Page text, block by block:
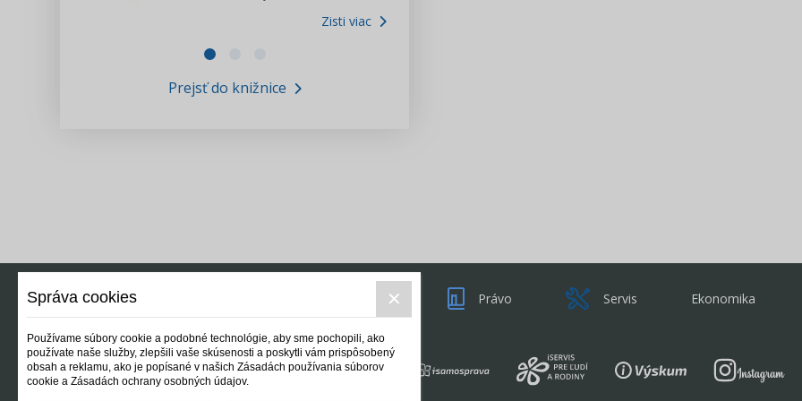
Informácie COVID19
Zisti viac
Prejsť do knižnice
Právo Servis Ekonomika
Správa cookies
Používame súbory cookie a podobné technológie, aby sme pochopili, ako
používate naše služby, zlepšili vaše skúsenosti a poskytli vám prispôsobený
obsah a reklamu, ako je popísané v našich Zásadách používania súborov
cookie a Zásadách ochrany osobných údajov.